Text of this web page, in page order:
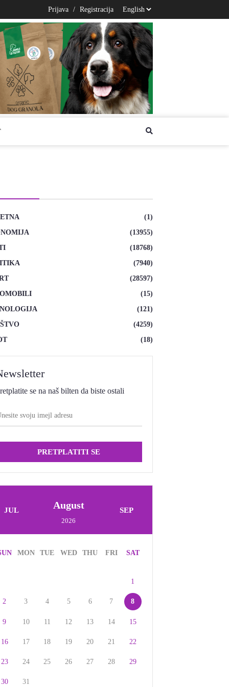
Prijava / Registracija
(1)
(13955)
(18768)
(7940)
(28597)
(15)
(121)
(4259)
(18)
se na naš bilten da biste ostali
PRETPLATITI SE
JUL August
2026
SEP
MON TUE WED THU FRI SAT
1
2 3 4 5 6 7 8
9 10 11 12 13 14 15
16 17 18 19 20 21 22
23 24 25 26 27 28 29
30 31